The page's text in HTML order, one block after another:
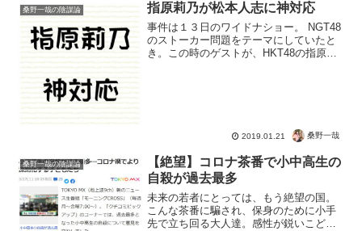
桑野一哉の陰謀論 指原莉乃が松本人志に神対応
事件は１３日のワイドナショー。 NGT48
のストーカー問題をテーマにしていたと
き。この時のゲストが、HKT48の指原莉
2019.01.21 桑野一哉
桑野一哉の陰謀論
【絶望】コロナ茶番で小中高生の
自殺が過去最多
未来の若者にとっては、もう絶望の国。
こんな茶番に騙され、保身のために小手
先で立ち回る大人達。感性が鋭いこども